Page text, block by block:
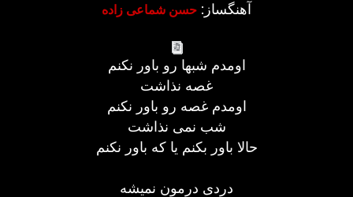
آهنگساز: حسن شماعی زاده
اومدم شبها رو باور نکنم
غصه نذاشت
اومدم غصه رو باور نکنم
شب نمی نذاشت
حالا باور بکنم یا که باور نکنم
دردی درمون نمیشه